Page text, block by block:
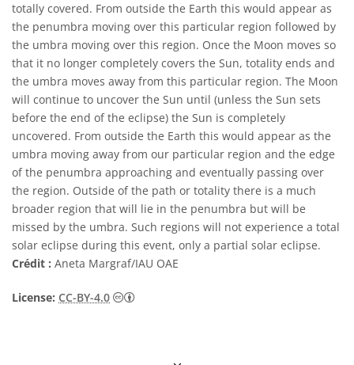
totally covered. From outside the Earth this would appear as
the penumbra moving over this particular region followed by
the umbra moving over this region. Once the Moon moves so
that it no longer completely covers the Sun, totality ends and
the umbra moves away from this particular region. The Moon
will continue to uncover the Sun until (unless the Sun sets
before the end of the eclipse) the Sun is completely
uncovered. From outside the Earth this would appear as the
umbra moving away from our particular region and the edge
of the penumbra approaching and eventually passing over
the region. Outside of the path or totality there is a much
broader region that will lie in the penumbra but will be
missed by the umbra. Such regions will not experience a total
solar eclipse during this event, only a partial solar eclipse.
Crédit : Aneta Margraf/IAU OAE
License: CC-BY-4.0 Creative Commons (CC) Attribution 4.0